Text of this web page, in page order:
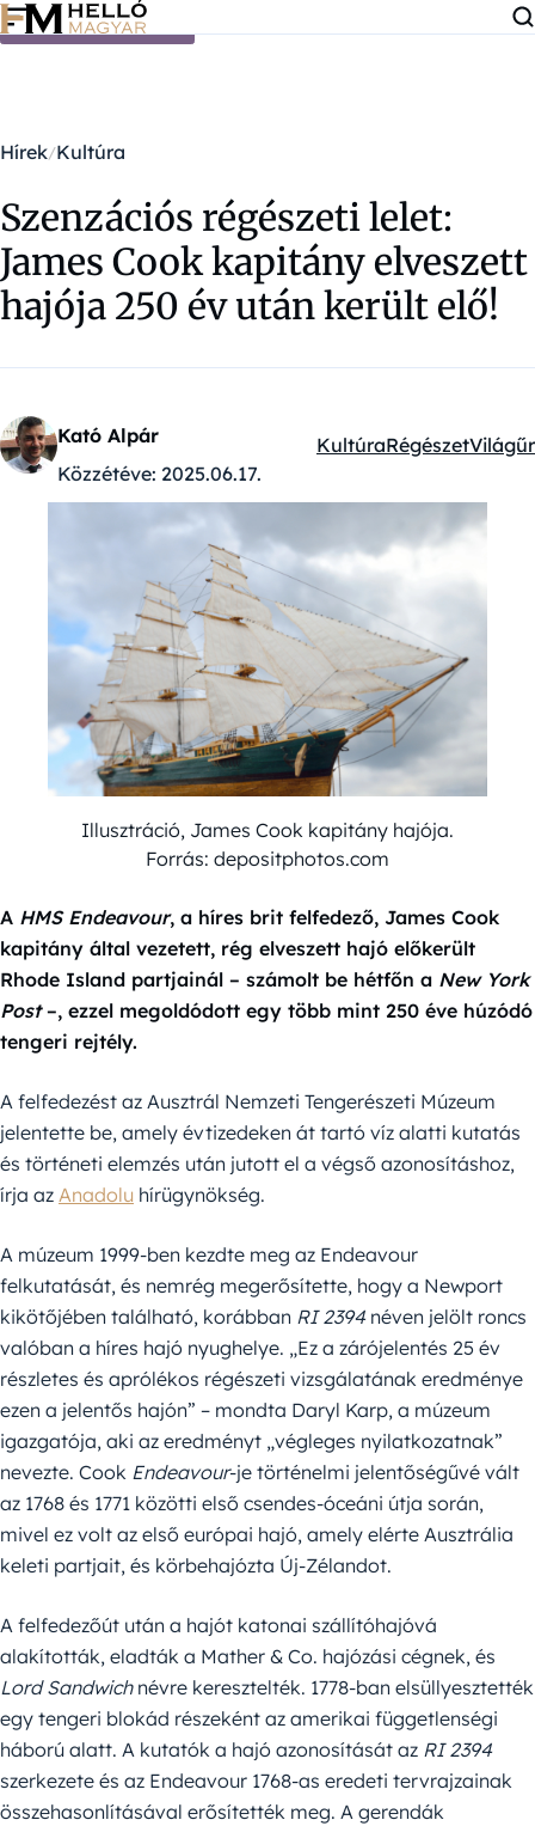
Ugrás a tartalomra
Hírek Kultúra
Szenzációs régészeti lelet:
James Cook kapitány elveszett
hajója 250 év után került elő!
Kató Alpár
Közzétéve: 2025.06.17.
Kategóriák:
KultúraRégészetVilágűr
Illusztráció, James Cook kapitány hajója.
Forrás: depositphotos.com
A HMS Endeavour, a híres brit felfedező, James Cook
kapitány által vezetett, rég elveszett hajó előkerült
Rhode Island partjainál – számolt be hétfőn a New York
Post–, ezzel megoldódott egy több mint 250 éve húzódó
tengeri rejtély.
A felfedezést az Ausztrál Nemzeti Tengerészeti Múzeum
jelentette be, amely évtizedeken át tartó víz alatti kutatás
és történeti elemzés után jutott el a végső azonosításhoz,
írja az Anadolu hírügynökség.
A múzeum 1999-ben kezdte meg az Endeavour
felkutatását, és nemrég megerősítette, hogy a Newport
kikötőjében található, korábban RI 2394néven jelölt roncs
valóban a híres hajó nyughelye. „Ez a zárójelentés 25 év
részletes és aprólékos régészeti vizsgálatának eredménye
ezen a jelentős hajón” – mondta Daryl Karp, a múzeum
igazgatója, aki az eredményt „végleges nyilatkozatnak”
nevezte. Cook Endeavour-je történelmi jelentőségűvé vált
az 1768 és 1771 közötti első csendes-óceáni útja során,
mivel ez volt az első európai hajó, amely elérte Ausztrália
keleti partjait, és körbehajózta Új-Zélandot.
A felfedezőút után a hajót katonai szállítóhajóvá
alakították, eladták a Mather & Co. hajózási cégnek, és
Lord Sandwichnévre keresztelték. 1778-ban elsüllyesztették
egy tengeri blokád részeként az amerikai függetlenségi
háború alatt. A kutatók a hajó azonosítását az RI 2394
szerkezete és az Endeavour 1768-as eredeti tervrajzainak
összehasonlításával erősítették meg. A gerendák